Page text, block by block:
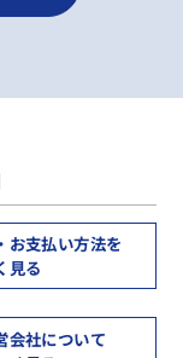
お支払い方法を
見る
会社について